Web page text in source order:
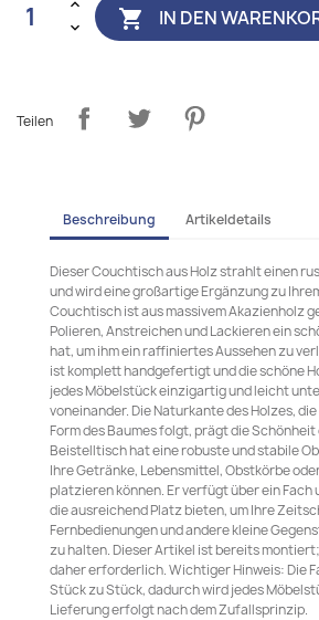
 IN DEN
Teilen
Beschreibung Artikeldetails
Dieser Couchtisch aus Holz strahlt einen
und wird eine großartige Ergänzung zu
Couchtisch ist aus massivem Akazienholz
Polieren, Anstreichen und Lackieren ein
hat, um ihm ein raffiniertes Aussehen zu
ist komplett handgefertigt und die schöne
jedes Möbelstück einzigartig und leicht
voneinander. Die Naturkante des Holzes,
Form des Baumes folgt, prägt die Schönheit
Beistelltisch hat eine robuste und stabile
Ihre Getränke, Lebensmittel, Obstkörbe
platzieren können. Er verfügt über ein Fach
die ausreichend Platz bieten, um Ihre
Fernbedienungen und andere kleine
zu halten. Dieser Artikel ist bereits
daher erforderlich. Wichtiger Hinweis: Die
Stück zu Stück, dadurch wird jedes
Lieferung erfolgt nach dem Zufallsprinzip.